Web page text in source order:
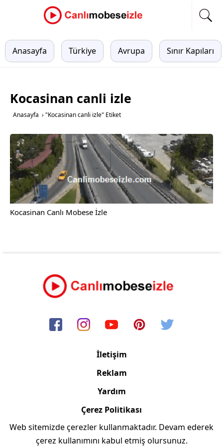
Anasayfa Türkiye Avrupa Sınır Kapıları
Kocasinan canli izle
Anasayfa › "Kocasinan canli izle" Etiket
Kocasinan Canlı Mobese İzle
İletişim
Reklam
Yardım
Çerez Politikası
Copyright © 2006/2024 Canlimobeseizle.com
Web sitemizde çerezler kullanmaktadır. Devam ederek
çerez kullanımını kabul etmiş olursunuz.